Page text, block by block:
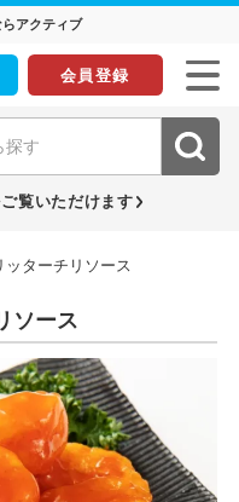
アクティブ
会員登録
覧いただけます
ッターチリソース
ソース